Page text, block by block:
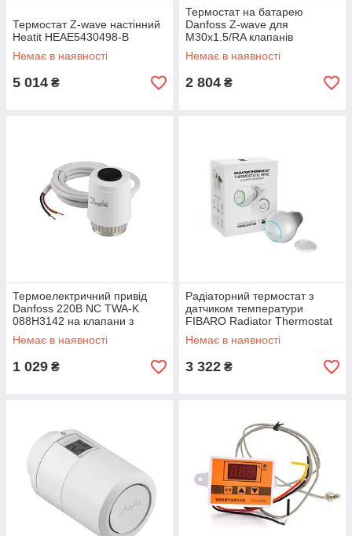
Термостат Z-wave настінний
Heatit HEAE5430498-B
Немає в наявності
5 014 ₴
Термостат на батарею
Danfoss Z-wave для
M30x1.5/RA клапанів
DAN_LC-13
Немає в наявності
2 804 ₴
Термоелектричний привід
Danfoss 220В NC TWA-K
088H3142 на клапани з
різьбленням М30х1.5
Немає в наявності
1 029 ₴
Радіаторний термостат з
датчиком температури
FIBARO Radiator Thermostat
Starter Pack — FIBEFGT-
START
Немає в наявності
3 322 ₴